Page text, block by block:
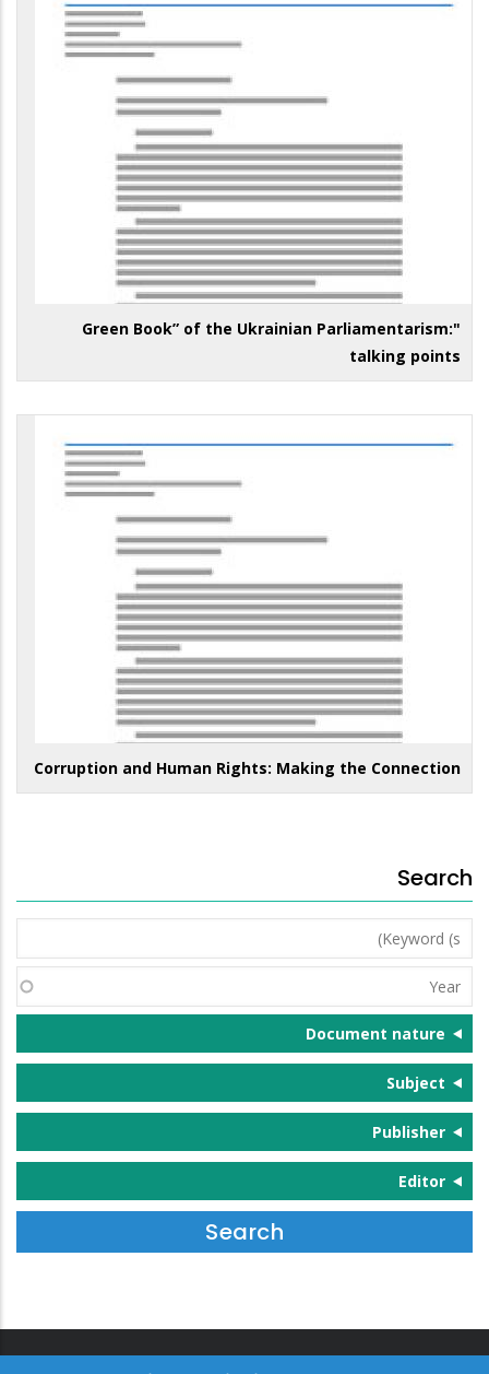
"Green Book” of the Ukrainian Parliamentarism:
talking points
Corruption and Human Rights: Making the Connection
Search
Keyword
(s)
Year
Document nature
Subject
Publisher
Editor